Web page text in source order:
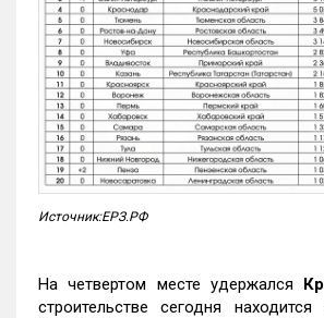
Источник:ЕРЗ.РФ
На четвертом месте удержался
строительстве сегодня